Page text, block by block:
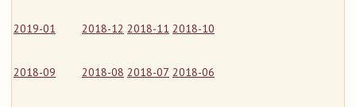
2019-01 2018-12 2018-11 2018-10
2018-09 2018-08 2018-07 2018-06